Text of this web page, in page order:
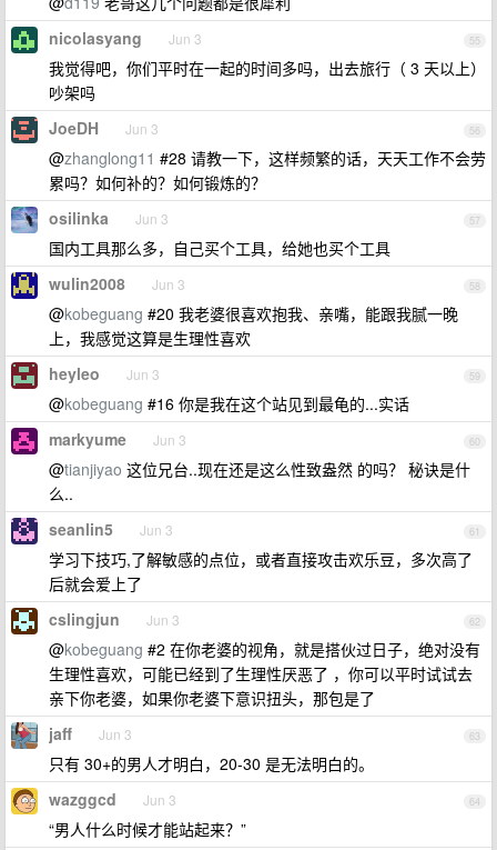
55
nicolasyang Jun 3
我觉得吧，你们平时在一起的时间多吗，出去旅行（ 3 天以上）
吵架吗
56
JoeDH Jun 3
@zhanglong11 #28 请教一下，这样频繁的话，天天工作不会劳
累吗？如何补的？如何锻炼的？
57
osilinka Jun 3
国内工具那么多，自己买个工具，给她也买个工具
58
wulin2008 Jun 3
@kobeguang #20 我老婆很喜欢抱我、亲嘴，能跟我腻一晚
上，我感觉这算是生理性喜欢
59
heyleo Jun 3
@kobeguang #16 你是我在这个站见到最龟的...实话
60
markyume Jun 3
@tianjiyao 这位兄台..现在还是这么性致盎然 的吗？ 秘诀是什
么..
61
seanlin5 Jun 3
学习下技巧,了解敏感的点位，或者直接攻击欢乐豆，多次高了
后就会爱上了
62
cslingjun Jun 3
@kobeguang #2 在你老婆的视角，就是搭伙过日子，绝对没有
生理性喜欢，可能已经到了生理性厌恶了 ，你可以平时试试去
亲下你老婆，如果你老婆下意识扭头，那包是了
63
jaff Jun 3
只有 30+的男人才明白，20-30 是无法明白的。
64
wazggcd Jun 3
“男人什么时候才能站起来？”